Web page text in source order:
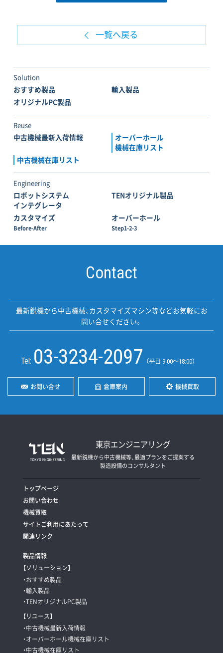
一覧へ戻る
Solution
おすすめ製品
輸入製品
オリジナルPC製品
Reuse
中古機械最新入荷情報
オーバーホール
機械在庫リスト
中古機械在庫リスト
Engineering
ロボットシステム
インテグレータ
TENオリジナル製品
カスタマイズ
Before-After
オーバーホール
Step1-2-3
Contact
最新鋭機から中古機械、カスタマイズマシン等などお気軽にお
問い合せください。
Tel: 03-3234-2097 （平日 9:00〜18:00）
お問い合せ 倉庫案内 機械買取
東京エンジニアリング
最新鋭機から中古機械等、最適プランをご提案する
製造設備のコンサルタント
トップページ
お問い合わせ
機械買取
サイトご利用にあたって
関連リンク
製品情報
【ソリューション】
・おすすめ製品
・輸入製品
・TENオリジナルPC製品
【リユース】
・中古機械最新入荷情報
・オーバーホール機械在庫リスト
・中古機械在庫リスト